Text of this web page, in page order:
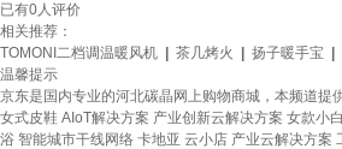
已有0人评价
相关推荐：
TOMONI二档调温暖风机
茶几烤火 扬子暖手宝
温馨提示
京东是国内专业的河北碳晶网上购物商城，本频道提
女式皮鞋 AIoT解决方案 产业创新云解决方案 女款小
浴 智能城市干线网络 卡地亚 云小店 产业云解决方案